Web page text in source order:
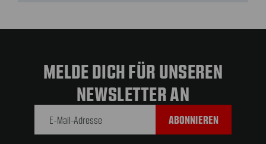
MELDE DICH FÜR UNSEREN
NEWSLETTER AN